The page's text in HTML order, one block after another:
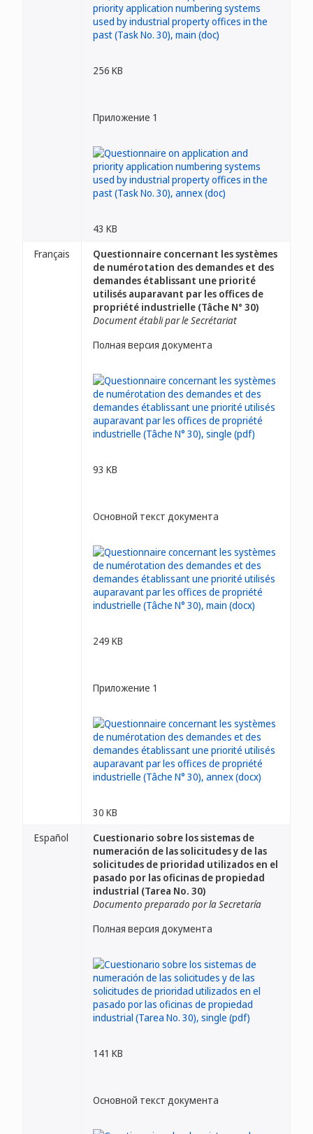
256 KB
Приложение 1
43 KB
Français
Questionnaire concernant les systèmes
de numérotation des demandes et des
demandes établissant une priorité
utilisés auparavant par les offices de
propriété industrielle (Tâche N° 30)
Document établi par le Secrétariat
Полная версия документа
93 KB
Основной текст документа
249 KB
Приложение 1
30 KB
Español
Cuestionario sobre los sistemas de
numeración de las solicitudes y de las
solicitudes de prioridad utilizados en el
pasado por las oficinas de propiedad
industrial (Tarea No. 30)
Documento preparado por la Secretaría
Полная версия документа
141 KB
Основной текст документа